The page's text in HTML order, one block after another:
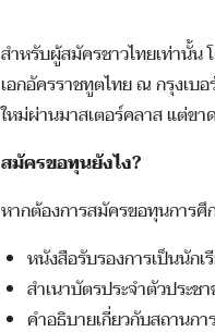
สำหรับผู้สมัครชาวไทยเท่านั้น
เอกอัครราชทูตไทย ณ กรุงเ
ใหม่ผ่านมาสเตอร์คลาส แต่ข
สมัครขอทุนยังไง?
หากต้องการสมัครขอทุนการศึ
หนังสือรับรองการเป็นนัก
สำเนาบัตรประจำตัวประ
คำอธิบายเกี่ยวกับสถานก